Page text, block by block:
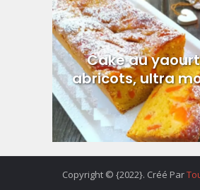
Cake au
abricots, ultra
Copyright © {2022}. Créé Par